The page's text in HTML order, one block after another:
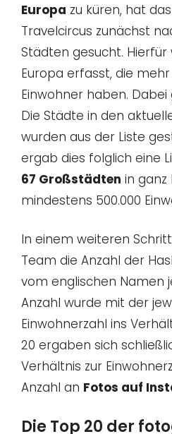
Europa zu küren, hat
Travelcircus zunächst
Städten gesucht.
Europa erfasst, die mehr
Einwohner haben.
Die Städte in den
wurden aus der Liste
ergab dies folglich eine
67 Großstädten in ganz
mindestens 500.000
In einem weiteren
Team die Anzahl der
vom englischen Namen
Anzahl wurde mit der
Einwohnerzahl ins
20 ergaben sich
Verhältnis zur
Anzahl an Fotos auf
Die Top 20 der